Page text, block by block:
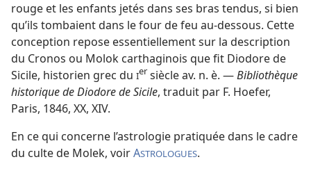
rouge et les enfants jetés dans ses bras tendus, si bien
qu’ils tombaient dans le four de feu au-dessous. Cette
conception repose essentiellement sur la description
du Cronos ou Molok carthaginois que fit Diodore de
Sicile, historien grec du Ier siècle av. n. è. —Bibliothèque
historique de Diodore de Sicile, traduit par F. Hoefer,
Paris, 1846, XX, XIV.
En ce qui concerne l’astrologie pratiquée dans le cadre
du culte de Molek, voirASTROLOGUES.